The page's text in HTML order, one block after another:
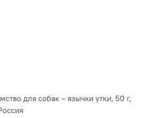
для собак – язычки утки, 50 г,